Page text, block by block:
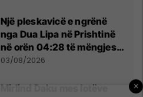
Një pleskavicë e ngrënë
nga Dua Lipa në Prishtinë
në orën 04:28 të mëngjesit
- dhe bota digjitale serbe
03/08/2026
Mirlind Daku mes lotëve
×